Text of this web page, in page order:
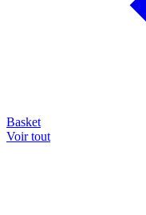
Basket
Voir tout